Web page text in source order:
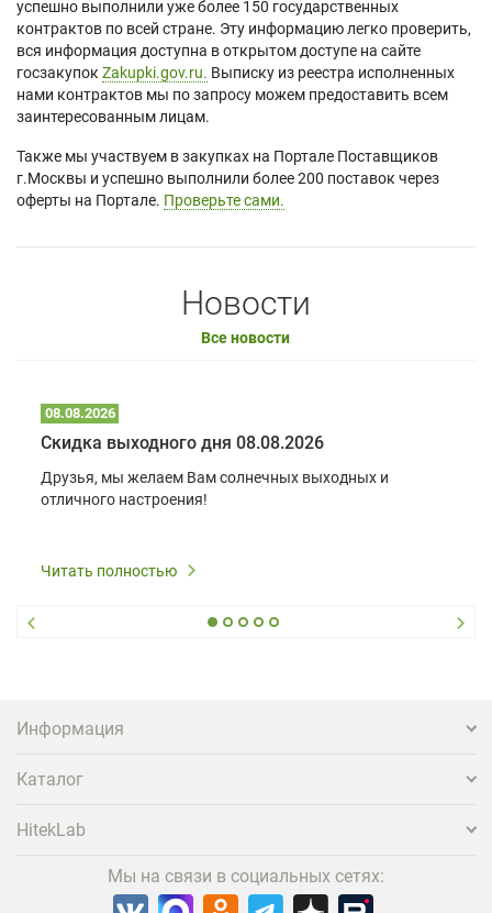
успешно выполнили уже более 150 государственных
контрактов по всей стране. Эту информацию легко проверить,
вся информация доступна в открытом доступе на сайте
госзакупок Zakupki.gov.ru. Выписку из реестра исполненных
нами контрактов мы по запросу можем предоставить всем
заинтересованным лицам.
Также мы участвуем в закупках на Портале Поставщиков
г.Москвы и успешно выполнили более 200 поставок через
оферты на Портале. Проверьте сами.
Новости
Все новости
08.08.2026
Скидка выходного дня 08.08.2026
Друзья, мы желаем Вам солнечных выходных и
отличного настроения!
Читать полностью
Информация
Каталог
HitekLab
Мы на связи в социальных сетях: